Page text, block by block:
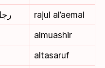
rajul al’aemal
almuashir
altasaruf